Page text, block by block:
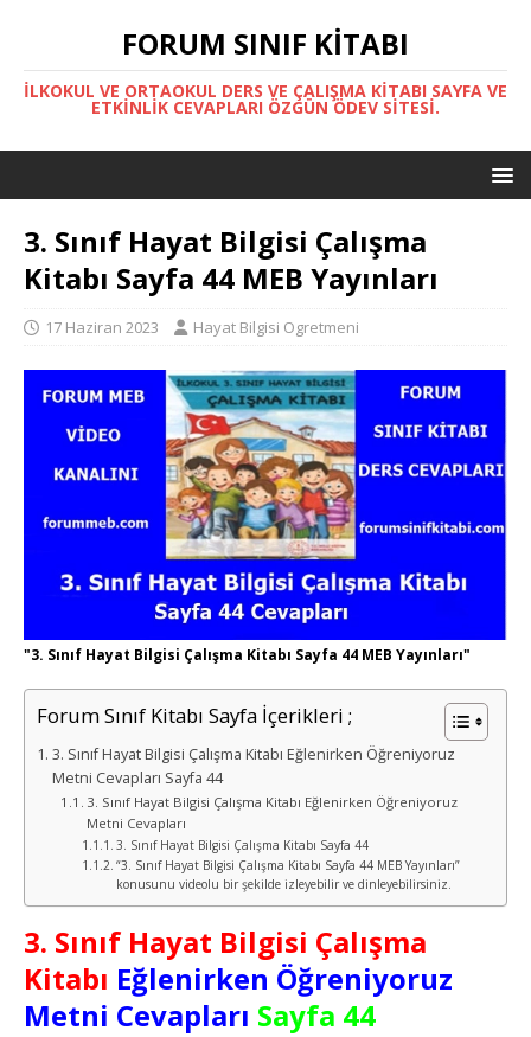
FORUM SINIF KITABI
İLKOKUL VE ORTAOKUL DERS VE ÇALIŞMA KITABI SAYFA VE
ETKINLIK CEVAPLARI ÖZGÜN ÖDEV SITESI.
3. Sınıf Hayat Bilgisi Çalışma
Kitabı Sayfa 44 MEB Yayınları
17 Haziran 2023 Hayat Bilgisi Ogretmeni
"3. Sınıf Hayat Bilgisi Çalışma Kitabı Sayfa 44 MEB Yayınları"
Forum Sınıf Kitabı Sayfa İçerikleri ;
3. Sınıf Hayat Bilgisi Çalışma Kitabı Eğlenirken Öğreniyoruz
Metni Cevapları Sayfa 44
3. Sınıf Hayat Bilgisi Çalışma Kitabı Eğlenirken Öğreniyoruz
Metni Cevapları
3. Sınıf Hayat Bilgisi Çalışma Kitabı Sayfa 44
“3. Sınıf Hayat Bilgisi Çalışma Kitabı Sayfa 44 MEB Yayınları”
konusunu videolu bir şekilde izleyebilir ve dinleyebilirsiniz.
3. Sınıf Hayat Bilgisi Çalışma
Kitabı Eğlenirken Öğreniyoruz
Metni Cevapları Sayfa 44